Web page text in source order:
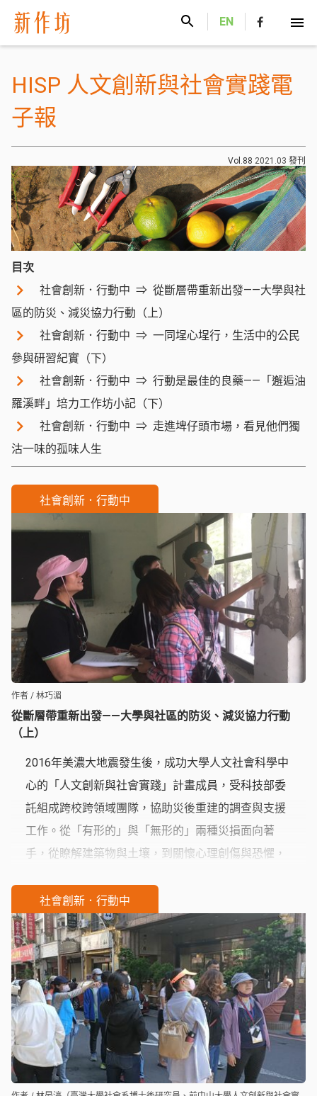
EN
HISP 人文創新與社會實踐電
子報
Vol.88 2021.03 發刊
目次
社會創新．行動中
從斷層帶重新出發——大學與社
區的防災、減災協力行動（上）
社會創新．行動中
一同埕心埕行，生活中的公民
參與研習紀實（下）
社會創新．行動中
行動是最佳的良藥——「邂逅油
羅溪畔」培力工作坊小記（下）
社會創新．行動中
走進埤仔頭市場，看見他們獨
沽一味的孤味人生
社會創新．行動中
從斷層帶重新出發——大學與社區的防災、減災協力行動
（上）
作者 / 林巧湄
2016年美濃大地震發生後，成功大學人文社會科學中
心的「人文創新與社會實踐」計畫成員，受科技部委
託組成跨校跨領域團隊，協助災後重建的調查與支援
工作。從「有形的」與「無形的」兩種災損面向著
手，從瞭解建築物與土壤，到關懷心理創傷與恐懼，
社會創新．行動中